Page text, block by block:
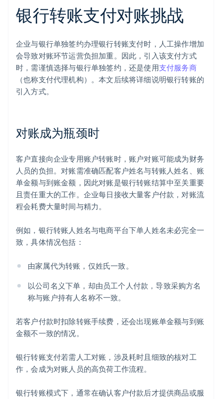
银行转账支付对账挑战
企业与银行单独签约办理银行转账支付时，人工操作增加
会导致对账环节运营负担加重。因此，引入该支付方式
时，需谨慎选择与银行单独签约，还是使用支付服务商
（也称支付代理机构）。本文后续将详细说明银行转账的
引入方式。
对账成为瓶颈时
客户直接向企业专用账户转账时，账户对账可能成为财务
人员的负担。对账需准确匹配客户姓名与转账人姓名、账
单金额与到账金额，因此对账是银行转账结算中至关重要
且责任重大的工作。企业每日接收大量客户付款，对账流
程会耗费大量时间与精力。
例如，银行转账人姓名与电商平台下单人姓名未必完全一
致，具体情况包括：
由家属代为转账，仅姓氏一致。
以公司名义下单，却由员工个人付款，导致采购方名
称与账户持有人名称不一致。
若客户付款时扣除转账手续费，还会出现账单金额与到账
金额不一致的情况。
银行转账支付若需人工对账，涉及耗时且细致的核对工
作，会成为对账人员的高负荷工作流程。
银行转账模式下，通常在确认客户付款后才提供商品或服